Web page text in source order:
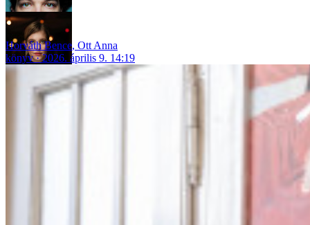
Horváth Bence, Ott Anna
könyv
2026. április 9. 14:19